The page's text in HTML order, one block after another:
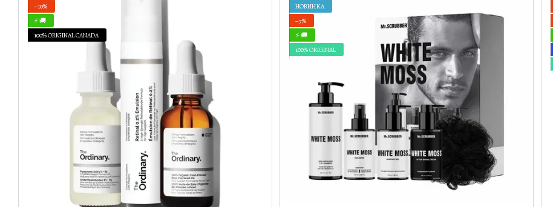
−10%
⚡ 🚚
100% ORIGINAL CANADA
НОВИНКА
−7%
⚡ 🚚
100% ORIGINAL